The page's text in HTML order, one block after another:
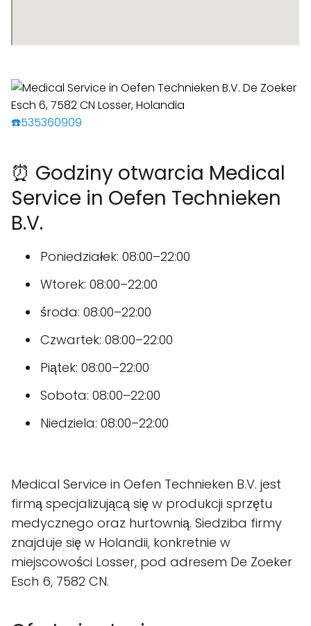
☎️535360909
⏰ Godziny otwarcia Medical
Service in Oefen Technieken
B.V.
Poniedziałek: 08:00–22:00
Wtorek: 08:00–22:00
środa: 08:00–22:00
Czwartek: 08:00–22:00
Piątek: 08:00–22:00
Sobota: 08:00–22:00
Niedziela: 08:00–22:00
Medical Service in Oefen Technieken B.V. jest
firmą specjalizującą się w produkcji sprzętu
medycznego oraz hurtownią. Siedziba firmy
znajduje się w Holandii, konkretnie w
miejscowości Losser, pod adresem De Zoeker
Esch 6, 7582 CN.